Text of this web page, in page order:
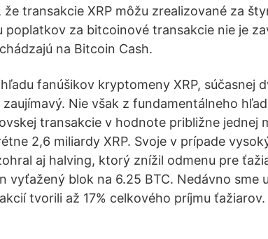
transakcie XRP môžu zrealizované za
poplatkov za bitcoinové transakcie nie je
na Bitcoin Cash.
fanúšikov kryptomeny XRP, súčasnej
Nie však z fundamentálneho
transakcie v hodnote približne jednej
2,6 miliardy XRP. Svoje v prípade
aj halving, ktorý znížil odmenu pre
vyťažený blok na 6.25 BTC. Nedávno sme
tvorili až 17% celkového príjmu